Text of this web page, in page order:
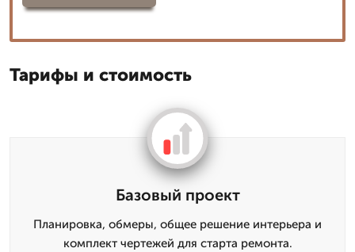
Тарифы и стоимость
Базовый проект
Планировка, обмеры, общее решение интерьера и
комплект чертежей для старта ремонта.